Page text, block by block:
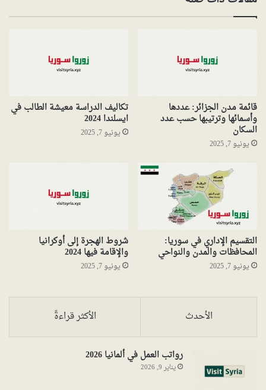
قائمة مدن الجزائر: عددها
وأسمائها وترتيبها حسب عدد
السكان
يونيو 7, 2025
تكاليف الدراسة معيشة الطالب في
ايسلندا 2024
يونيو 7, 2025
التقسيم الإداري في سوريا:
المحافظات والمدن والنواحي
يونيو 7, 2025
شروط الهجرة إلى أوكرانيا
والإقامة فيها 2024
يونيو 7, 2025
الأحدث الأكثر قراءةً
رواتب العمل في ألمانيا 2026
يناير 9, 2026